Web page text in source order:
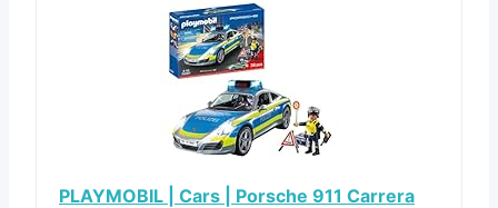
PLAYMOBIL | Cars | Porsche 911 Carrera